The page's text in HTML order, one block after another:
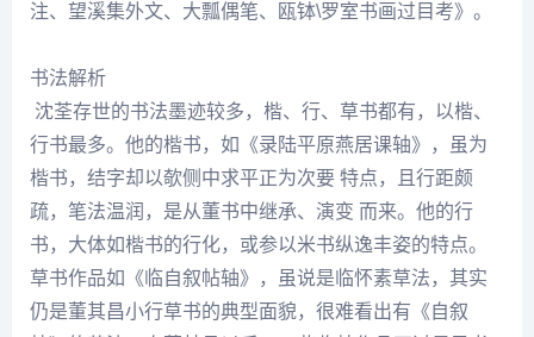
注、望溪集外文、大瓢偶笔、瓯钵\罗室书画过目考》。
书法解析
沈荃存世的书法墨迹较多，楷、行、草书都有，以楷、
行书最多。他的楷书，如《录陆平原燕居课轴》，虽为
楷书，结字却以欹侧中求平正为次要 特点，且行距颇
疏，笔法温润，是从董书中继承、演变 而来。他的行
书，大体如楷书的行化，或参以米书纵逸丰姿的特点。
草书作品如《临自叙帖轴》，虽说是临怀素草法，其实
仍是董其昌小行草书的典型面貌，很难看出有《自叙